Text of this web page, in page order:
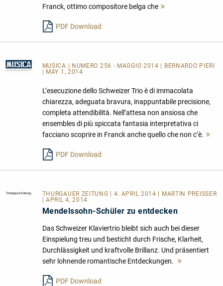
Franck, ottimo compositore belga che
PDF Download
MUSICA
| NUMERO 256 - MAGGIO 2014 | BERNARDO PIERI
| MAY 1, 2014
L’esecuzione dello Schweizer Trio è di immacolata
chiarezza, adeguata bravura, inappuntabile precisione,
completa attendibilità. Nell’attesa non ansiosa che
ensembles di più spiccata fantasia interpretativa ci
facciano scoprire in Franck anche quello che non c’è.
PDF Download
THURGAUER ZEITUNG
| 4. APRIL 2014 | MARTIN PREISSER
| APRIL 4, 2014
Mendelssohn-Schüler zu entdecken
Das Schweizer Klaviertrio bleibt sich auch bei dieser
Einspielung treu und besticht durch Frische, Klarheit,
Durchlässigkeit und kraftvolle Brillanz. Und präsentiert
sehr lohnende romantische Entdeckungen.
PDF Download